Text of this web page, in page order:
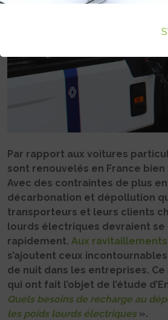
Par rapport aux voitures
sont renouvelés en France
Avec des contraintes de plus
décarbonation et dépollution
transporteurs et leurs clients
lourds électriques devraient
rapidement. Aux
s’ajoutent ceux
de nuit dans les entreprises.
qui ont fait l’objet de l’étude
Quels besoins de recharge au
les poids lourds électriques».